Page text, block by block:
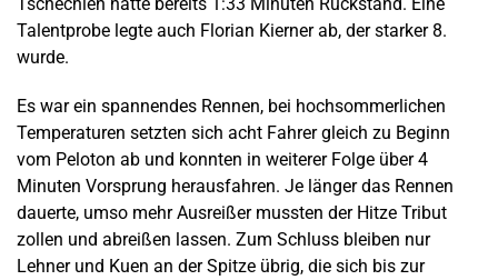
Talentprobe legte auch Florian Kierner ab, der starker 8.
wurde.
Es war ein spannendes Rennen, bei hochsommerlichen
Temperaturen setzten sich acht Fahrer gleich zu Beginn
vom Peloton ab und konnten in weiterer Folge über 4
Minuten Vorsprung herausfahren. Je länger das Rennen
dauerte, umso mehr Ausreißer mussten der Hitze Tribut
zollen und abreißen lassen. Zum Schluss bleiben nur
Lehner und Kuen an der Spitze übrig, die sich bis zur